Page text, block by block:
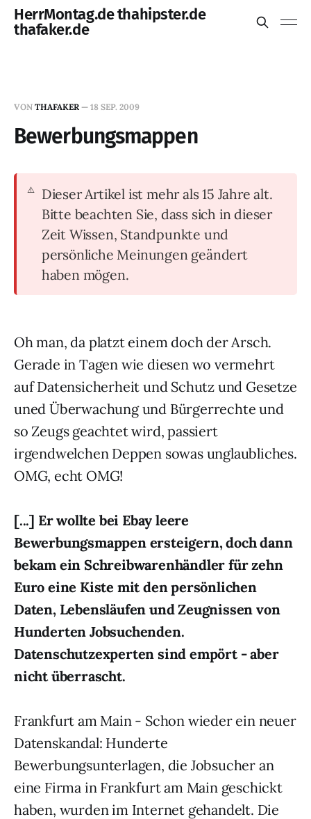
HerrMontag.de thahipster.de
thafaker.de
VON THAFAKER — 18 SEP. 2009
Bewerbungsmappen
Dieser Artikel ist mehr als 15 Jahre alt.
Bitte beachten Sie, dass sich in dieser
Zeit Wissen, Standpunkte und
persönliche Meinungen geändert
haben mögen.
Oh man, da platzt einem doch der Arsch.
Gerade in Tagen wie diesen wo vermehrt
auf Datensicherheit und Schutz und Gesetze
uned Überwachung und Bürgerrechte und
so Zeugs geachtet wird, passiert
irgendwelchen Deppen sowas unglaubliches.
OMG, echt OMG!
[...] Er wollte bei Ebay leere
Bewerbungsmappen ersteigern, doch dann
bekam ein Schreibwarenhändler für zehn
Euro eine Kiste mit den persönlichen
Daten, Lebensläufen und Zeugnissen von
Hunderten Jobsuchenden.
Datenschutzexperten sind empört - aber
nicht überrascht.
Frankfurt am Main - Schon wieder ein neuer
Datenskandal: Hunderte
Bewerbungsunterlagen, die Jobsucher an
eine Firma in Frankfurt am Main geschickt
haben, wurden im Internet gehandelt. Die